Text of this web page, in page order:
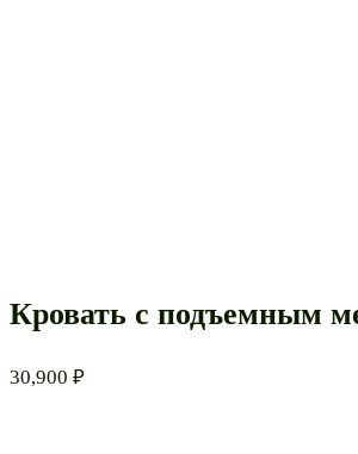
Кровать с подъемным
30,900 ₽